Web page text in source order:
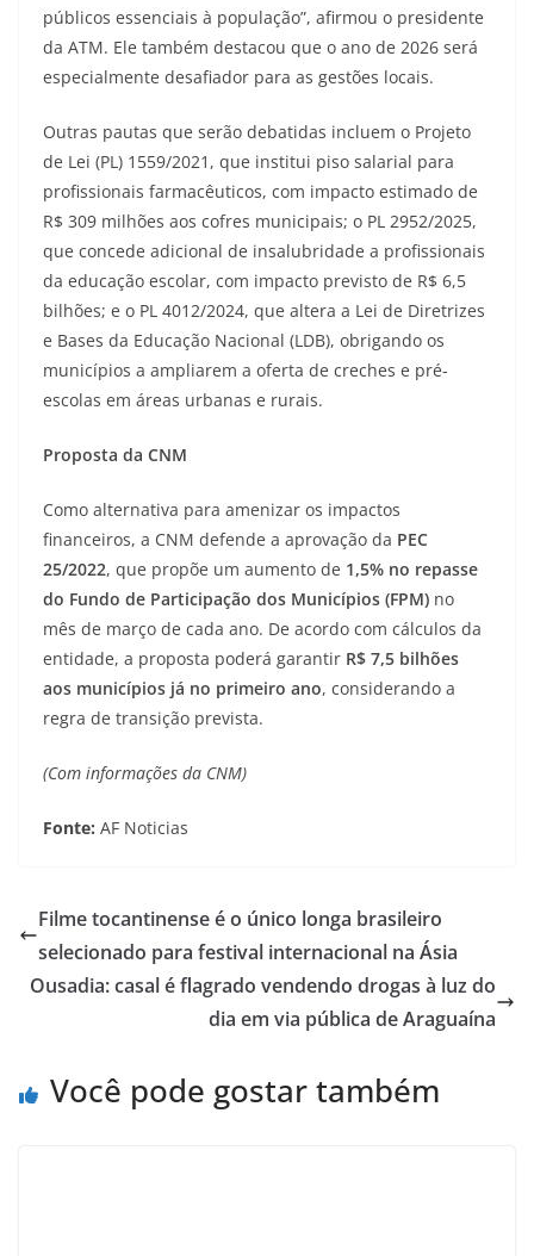
públicos essenciais à população”, afirmou o presidente
da ATM. Ele também destacou que o ano de 2026 será
especialmente desafiador para as gestões locais.
Outras pautas que serão debatidas incluem o Projeto
de Lei (PL) 1559/2021, que institui piso salarial para
profissionais farmacêuticos, com impacto estimado de
R$ 309 milhões aos cofres municipais; o PL 2952/2025,
que concede adicional de insalubridade a profissionais
da educação escolar, com impacto previsto de R$ 6,5
bilhões; e o PL 4012/2024, que altera a Lei de Diretrizes
e Bases da Educação Nacional (LDB), obrigando os
municípios a ampliarem a oferta de creches e pré-
escolas em áreas urbanas e rurais.
Proposta da CNM
Como alternativa para amenizar os impactos
financeiros, a CNM defende a aprovação da PEC
25/2022, que propõe um aumento de 1,5% no repasse
do Fundo de Participação dos Municípios (FPM) no
mês de março de cada ano. De acordo com cálculos da
entidade, a proposta poderá garantir R$ 7,5 bilhões
aos municípios já no primeiro ano, considerando a
regra de transição prevista.
(Com informações da CNM)
Fonte: AF Noticias
Filme tocantinense é o único longa brasileiro
selecionado para festival internacional na Ásia
Ousadia: casal é flagrado vendendo drogas à luz do
dia em via pública de Araguaína
Você pode gostar também